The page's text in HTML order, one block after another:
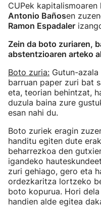
CUPek
Antonio Bañosen
Ramon Espadaler
Zein da boto zuriaren,
abstentzioaren arteko
Boto zuria: Gutun-
barruan paper zuri bat
eta, teorian behintzat,
duzula baina zure
esan nahi du.
Boto zuriek eragin
handitu egiten dute
beharrezkoa den
igandeko
zuri gehiago, gero eta
ordezkaritza lortzeko
boto kopurua. Hori
handien alde egitea